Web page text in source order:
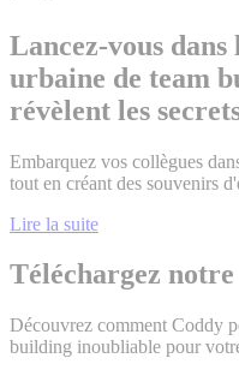
Lancez-vous
urbaine de team
révèlent les
Embarquez vos collègues
tout en créant des souvenirs
Lire la suite
Téléchargez
Découvrez comment Coddy
building inoubliable pour